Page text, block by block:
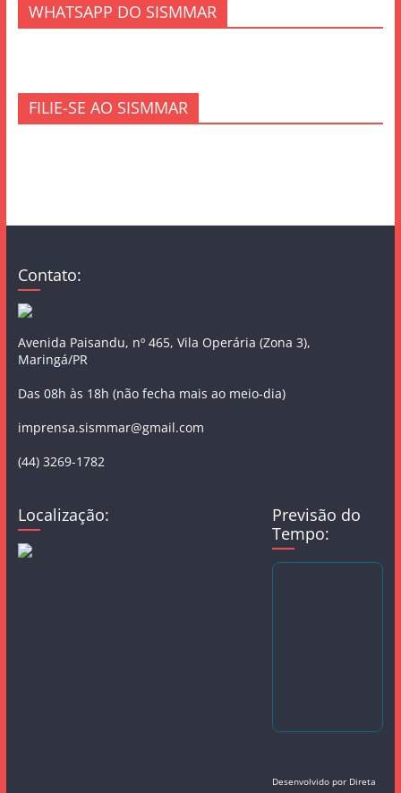
WHATSAPP DO SISMMAR
FILIE-SE AO SISMMAR
Contato:
Avenida Paisandu, nº 465, Vila Operária (Zona 3),
Maringá/PR
Das 08h às 18h (não fecha mais ao meio-dia)
imprensa.sismmar@gmail.com
(44) 3269-1782
Localização:
Previsão do
Tempo:
Desenvolvido por Direta